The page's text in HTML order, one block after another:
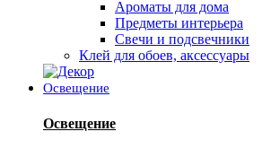
Ароматы для дома
Предметы интерьера
Свечи и подсвечники
Клей для обоев, аксессуары
Освещение
Освещение